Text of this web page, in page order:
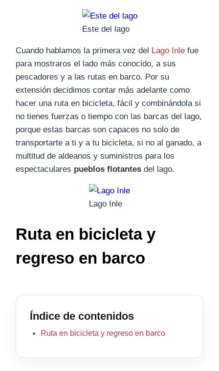
Este del lago
Cuando hablamos la primera vez del Lago Inle fue
para mostraros el lado más conocido, a sus
pescadores y a las rutas en barco. Por su
extensión decidimos contar más adelante como
hacer una ruta en bicicleta, fácil y combinándola si
no tienes fuerzas o tiempo con las barcas del lago,
porque estas barcas son capaces no solo de
transportarte a ti y a tu bicicleta, si no al ganado, a
multitud de aldeanos y suministros para los
espectaculares pueblos flotantes del lago.
Lago Inle
Ruta en bicicleta y
regreso en barco
Índice de contenidos
Ruta en bicicleta y regreso en barco